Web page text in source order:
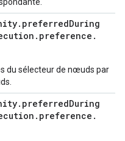
. preferredDuring
. preference .
du sélecteur de nœuds par
. preferredDuring
. preference .